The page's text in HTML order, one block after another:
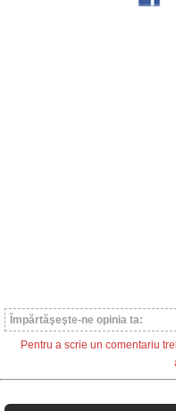
Împărtăşeşte-ne opinia ta:
Pentru a scrie un comentariu